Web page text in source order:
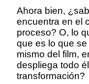
Ahora bien,
encuentra en el
proceso? O, lo
que es lo que
mismo del film,
despliega todo
transformación?